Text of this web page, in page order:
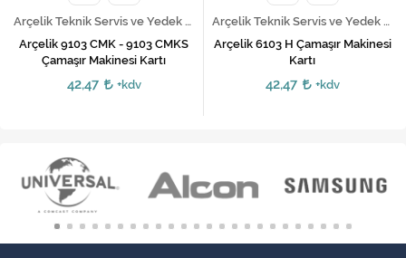
Arçelik Teknik Servis ve Yedek Parça Hizmetleri
Arçelik 9103 CMK - 9103 CMKS
Çamaşır Makinesi Kartı
42,47 +kdv
Arçelik Teknik Servis ve Yedek Parça Hizmetleri
Arçelik 6103 H Çamaşır Makinesi
Kartı
42,47 +kdv